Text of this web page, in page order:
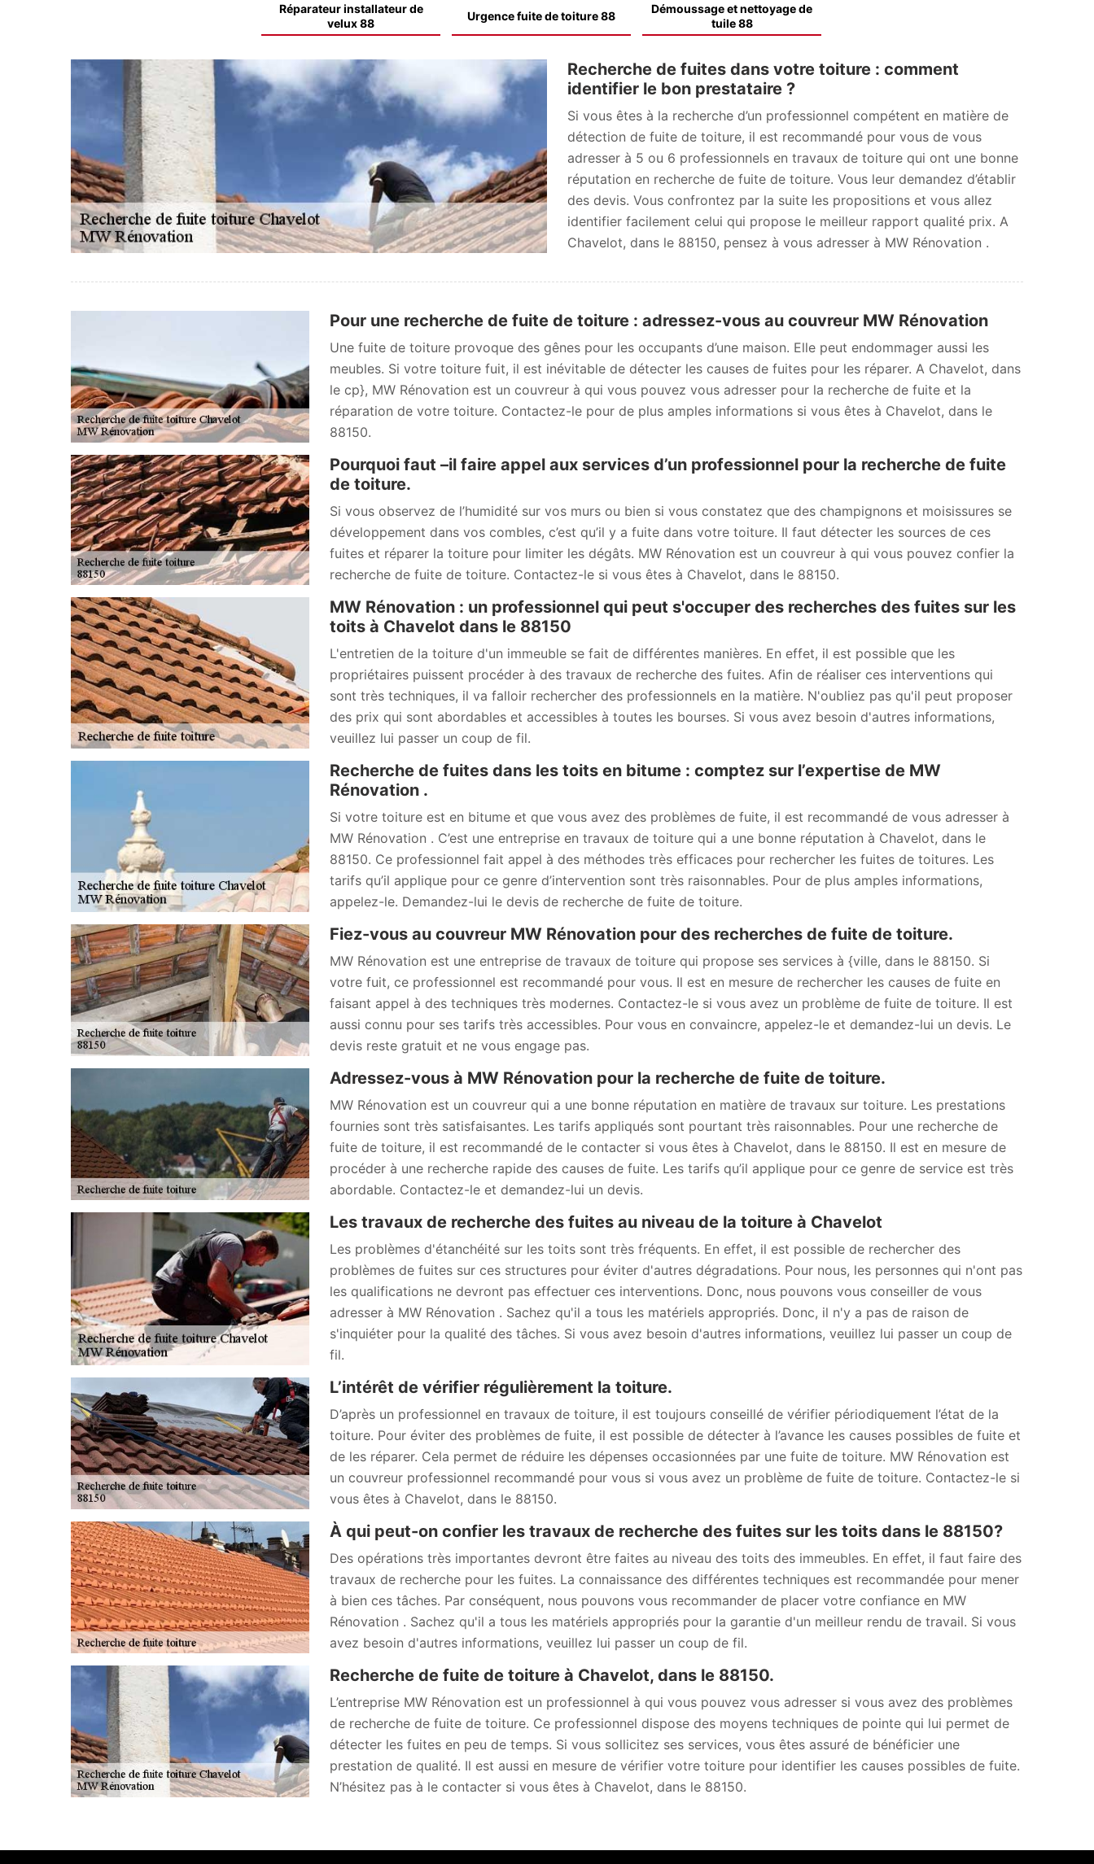
Réparateur installateur de
velux 88
Urgence fuite de toiture 88
Démoussage et nettoyage de
tuile 88
Recherche de fuites dans votre toiture : comment
identifier le bon prestataire ?
Si vous êtes à la recherche d’un professionnel compétent en matière de
détection de fuite de toiture, il est recommandé pour vous de vous
adresser à 5 ou 6 professionnels en travaux de toiture qui ont une bonne
réputation en recherche de fuite de toiture. Vous leur demandez d’établir
des devis. Vous confrontez par la suite les propositions et vous allez
identifier facilement celui qui propose le meilleur rapport qualité prix. A
Chavelot, dans le 88150, pensez à vous adresser à MW Rénovation .
Pour une recherche de fuite de toiture : adressez-vous au couvreur MW Rénovation
Une fuite de toiture provoque des gênes pour les occupants d’une maison. Elle peut endommager aussi les
meubles. Si votre toiture fuit, il est inévitable de détecter les causes de fuites pour les réparer. A Chavelot, dans
le cp}, MW Rénovation est un couvreur à qui vous pouvez vous adresser pour la recherche de fuite et la
réparation de votre toiture. Contactez-le pour de plus amples informations si vous êtes à Chavelot, dans le
88150.
Pourquoi faut –il faire appel aux services d’un professionnel pour la recherche de fuite
de toiture.
Si vous observez de l’humidité sur vos murs ou bien si vous constatez que des champignons et moisissures se
développement dans vos combles, c’est qu’il y a fuite dans votre toiture. Il faut détecter les sources de ces
fuites et réparer la toiture pour limiter les dégâts. MW Rénovation est un couvreur à qui vous pouvez confier la
recherche de fuite de toiture. Contactez-le si vous êtes à Chavelot, dans le 88150.
MW Rénovation : un professionnel qui peut s'occuper des recherches des fuites sur les
toits à Chavelot dans le 88150
L'entretien de la toiture d'un immeuble se fait de différentes manières. En effet, il est possible que les
propriétaires puissent procéder à des travaux de recherche des fuites. Afin de réaliser ces interventions qui
sont très techniques, il va falloir rechercher des professionnels en la matière. N'oubliez pas qu'il peut proposer
des prix qui sont abordables et accessibles à toutes les bourses. Si vous avez besoin d'autres informations,
veuillez lui passer un coup de fil.
Recherche de fuites dans les toits en bitume : comptez sur l’expertise de MW
Rénovation .
Si votre toiture est en bitume et que vous avez des problèmes de fuite, il est recommandé de vous adresser à
MW Rénovation . C’est une entreprise en travaux de toiture qui a une bonne réputation à Chavelot, dans le
88150. Ce professionnel fait appel à des méthodes très efficaces pour rechercher les fuites de toitures. Les
tarifs qu’il applique pour ce genre d’intervention sont très raisonnables. Pour de plus amples informations,
appelez-le. Demandez-lui le devis de recherche de fuite de toiture.
Fiez-vous au couvreur MW Rénovation pour des recherches de fuite de toiture.
MW Rénovation est une entreprise de travaux de toiture qui propose ses services à {ville, dans le 88150. Si
votre fuit, ce professionnel est recommandé pour vous. Il est en mesure de rechercher les causes de fuite en
faisant appel à des techniques très modernes. Contactez-le si vous avez un problème de fuite de toiture. Il est
aussi connu pour ses tarifs très accessibles. Pour vous en convaincre, appelez-le et demandez-lui un devis. Le
devis reste gratuit et ne vous engage pas.
Adressez-vous à MW Rénovation pour la recherche de fuite de toiture.
MW Rénovation est un couvreur qui a une bonne réputation en matière de travaux sur toiture. Les prestations
fournies sont très satisfaisantes. Les tarifs appliqués sont pourtant très raisonnables. Pour une recherche de
fuite de toiture, il est recommandé de le contacter si vous êtes à Chavelot, dans le 88150. Il est en mesure de
procéder à une recherche rapide des causes de fuite. Les tarifs qu’il applique pour ce genre de service est très
abordable. Contactez-le et demandez-lui un devis.
Les travaux de recherche des fuites au niveau de la toiture à Chavelot
Les problèmes d'étanchéité sur les toits sont très fréquents. En effet, il est possible de rechercher des
problèmes de fuites sur ces structures pour éviter d'autres dégradations. Pour nous, les personnes qui n'ont pas
les qualifications ne devront pas effectuer ces interventions. Donc, nous pouvons vous conseiller de vous
adresser à MW Rénovation . Sachez qu'il a tous les matériels appropriés. Donc, il n'y a pas de raison de
s'inquiéter pour la qualité des tâches. Si vous avez besoin d'autres informations, veuillez lui passer un coup de
fil.
L’intérêt de vérifier régulièrement la toiture.
D’après un professionnel en travaux de toiture, il est toujours conseillé de vérifier périodiquement l’état de la
toiture. Pour éviter des problèmes de fuite, il est possible de détecter à l’avance les causes possibles de fuite et
de les réparer. Cela permet de réduire les dépenses occasionnées par une fuite de toiture. MW Rénovation est
un couvreur professionnel recommandé pour vous si vous avez un problème de fuite de toiture. Contactez-le si
vous êtes à Chavelot, dans le 88150.
À qui peut-on confier les travaux de recherche des fuites sur les toits dans le 88150?
Des opérations très importantes devront être faites au niveau des toits des immeubles. En effet, il faut faire des
travaux de recherche pour les fuites. La connaissance des différentes techniques est recommandée pour mener
à bien ces tâches. Par conséquent, nous pouvons vous recommander de placer votre confiance en MW
Rénovation . Sachez qu'il a tous les matériels appropriés pour la garantie d'un meilleur rendu de travail. Si vous
avez besoin d'autres informations, veuillez lui passer un coup de fil.
Recherche de fuite de toiture à Chavelot, dans le 88150.
L’entreprise MW Rénovation est un professionnel à qui vous pouvez vous adresser si vous avez des problèmes
de recherche de fuite de toiture. Ce professionnel dispose des moyens techniques de pointe qui lui permet de
détecter les fuites en peu de temps. Si vous sollicitez ses services, vous êtes assuré de bénéficier une
prestation de qualité. Il est aussi en mesure de vérifier votre toiture pour identifier les causes possibles de fuite.
N’hésitez pas à le contacter si vous êtes à Chavelot, dans le 88150.